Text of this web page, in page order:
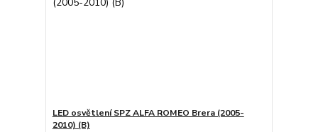
LED osvětlení SPZ ALFA ROMEO Brera (2005-
2010) (B)